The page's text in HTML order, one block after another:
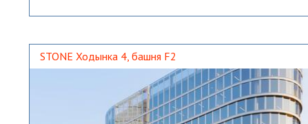
STONE Ходынка 4, башня F2